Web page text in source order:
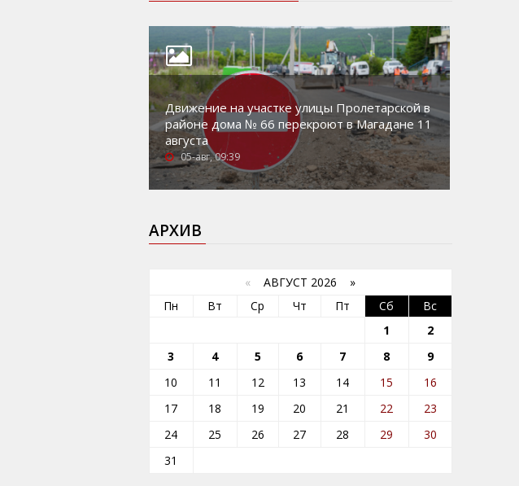
Движение на участке улицы Пролетарской в
районе дома № 66 перекроют в Магадане 11
августа
05-авг, 09:39
АРХИВ
« АВГУСТ 2026 »
Пн
Вт Ср Чт Пт Сб
Вс
1
2
3
4 5 6 7 8
9
10
11 12 13 14 15
16
17
18 19 20 21 22
23
24
25 26 27 28 29
30
31